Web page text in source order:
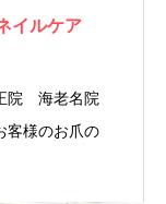
イルケア
院 海老名院
客様のお爪の